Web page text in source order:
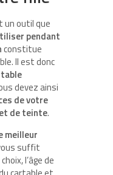
un outil que
pendant
constitue
Il est donc
devez ainsi
de votre
de teinte.
meilleur
suffit
l’âge de